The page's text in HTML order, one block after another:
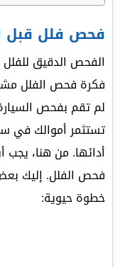
فحص فلل قبل
الفحص الدقيق للفلل
فكرة فحص الفلل
لم تقم بفحص
تستثمر أموالك في
أدائها. من هنا،
فحص الفلل. إليك
خطوة حيوية: